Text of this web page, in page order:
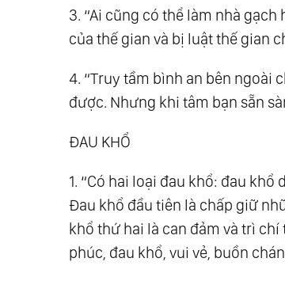
3. “Ai cũng có thể làm nhà
của thế gian và bị luật thế gian
4. “Truy tầm bình an bên ngoài
được. Nhưng khi tâm bạn sẵn
ĐAU KHỔ
1. “Có hai loại đau khổ: đau
Đau khổ đầu tiên là chấp giữ
khổ thứ hai là can đảm và trì
phúc, đau khổ, vui vẻ, buồn